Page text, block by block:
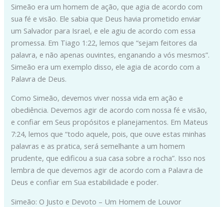
Simeão era um homem de ação, que agia de acordo com
sua fé e visão. Ele sabia que Deus havia prometido enviar
um Salvador para Israel, e ele agiu de acordo com essa
promessa. Em Tiago 1:22, lemos que “sejam feitores da
palavra, e não apenas ouvintes, enganando a vós mesmos”.
Simeão era um exemplo disso, ele agia de acordo com a
Palavra de Deus.
Como Simeão, devemos viver nossa vida em ação e
obediência. Devemos agir de acordo com nossa fé e visão,
e confiar em Seus propósitos e planejamentos. Em Mateus
7:24, lemos que “todo aquele, pois, que ouve estas minhas
palavras e as pratica, será semelhante a um homem
prudente, que edificou a sua casa sobre a rocha”. Isso nos
lembra de que devemos agir de acordo com a Palavra de
Deus e confiar em Sua estabilidade e poder.
Simeão: O Justo e Devoto – Um Homem de Louvor